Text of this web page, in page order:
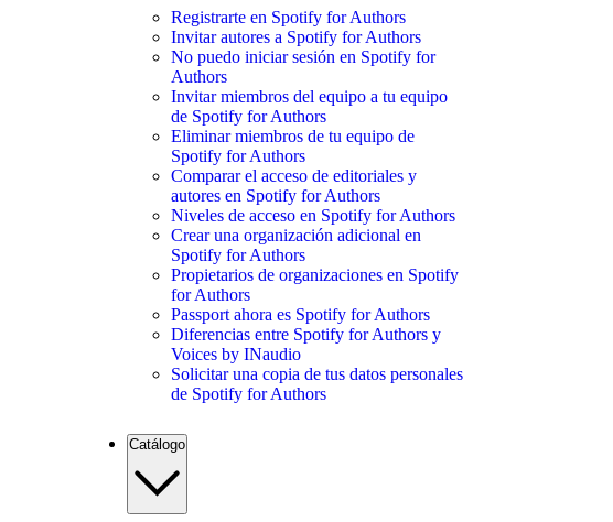
Registrarte en Spotify for Authors
Invitar autores a Spotify for Authors
No puedo iniciar sesión en Spotify for
Authors
Invitar miembros del equipo a tu equipo
de Spotify for Authors
Eliminar miembros de tu equipo de
Spotify for Authors
Comparar el acceso de editoriales y
autores en Spotify for Authors
Niveles de acceso en Spotify for Authors
Crear una organización adicional en
Spotify for Authors
Propietarios de organizaciones en Spotify
for Authors
Passport ahora es Spotify for Authors
Diferencias entre Spotify for Authors y
Voices by INaudio
Solicitar una copia de tus datos personales
de Spotify for Authors
Catálogo